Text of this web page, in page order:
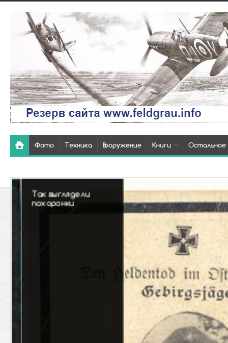
Фото Техника Вооружение Книги Остальное
Так выглядели
похоронки